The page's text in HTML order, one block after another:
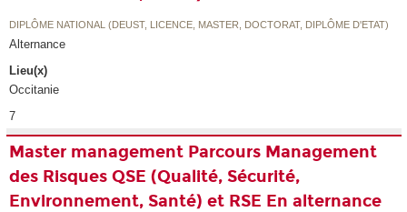
DIPLÔME NATIONAL (DEUST, LICENCE, MASTER, DOCTORAT, DIPLÔME D'ETAT)
Alternance
Lieu(x)
Occitanie
7
Master management Parcours Management
des Risques QSE (Qualité, Sécurité,
Environnement, Santé) et RSE En alternance